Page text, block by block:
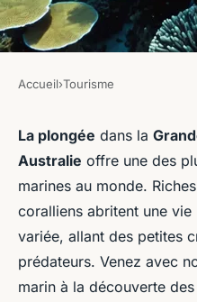
Où trouver
expériences
la Grande
en Australie ?
Inès•12 juillet 2024• 6 min
Accueil›Tourisme
La plongée dans la
Australie offre une des
marines au monde.
coralliens abritent une
variée, allant des petites
prédateurs. Venez avec
marin à la découverte